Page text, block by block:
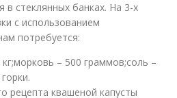
в стеклянных банках. На 3-х
с использованием
потребуется:
– 500 граммов;соль –
рецепта квашеной капусты